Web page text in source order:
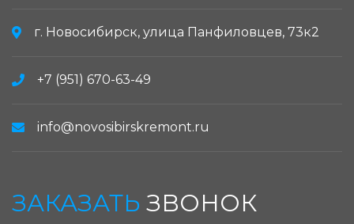
г. Новосибирск, улица Панфиловцев, 73к2
+7 (951) 670-63-49
info@novosibirskremont.ru
ЗАКАЗАТЬ ЗВОНОК